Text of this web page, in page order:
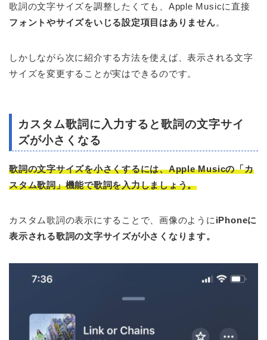
歌詞の文字サイズを調整したくても、Apple Musicに直接
フォントやサイズをいじる設定項目はありません。
しかしながら次に紹介する方法を使えば、表示される文字
サイズを変更することが実はできるのです。
カスタム歌詞に入力すると歌詞の文字サイ
ズが小さくなる
歌詞の文字サイズを小さくするには、Apple Musicの「カ
スタム歌詞」機能で歌詞を入力しましょう。
カスタム歌詞の表示にすることで、画像のように iPhoneに
表示される歌詞の文字サイズが小さくなります。